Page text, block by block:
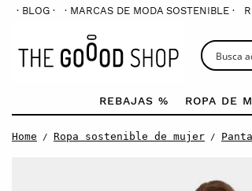
· BLOG · · MARCAS DE MODA SOSTENIBLE ·
REBAJAS % ROPA DE
Home / Ropa sostenible de mujer /